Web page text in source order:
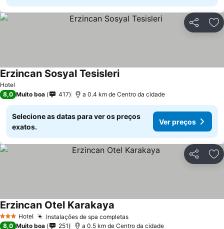
Partilhar
Hotel
Erzincan Sosyal TesisleriVer preços
8,0 Muito boa 417 a 0.4 km de Centro da cidade
Selecione as datas para ver os preços
exatos.
Ver preços
Partilhar
3 EstrelasHotel Instalações de spa completasVer preços
Erzincan Otel Karakaya
8,0 Muito boa 251 a 0.5 km de Centro da cidade